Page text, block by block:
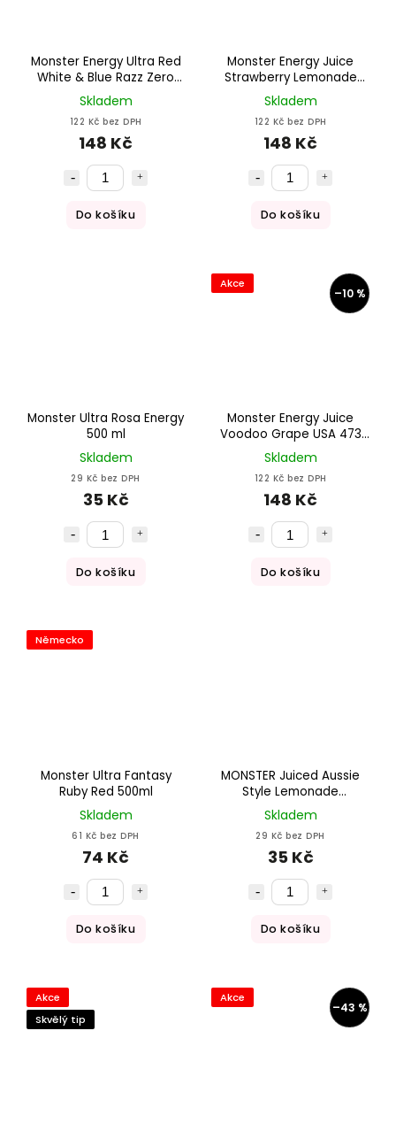
Monster Energy Ultra Red
White & Blue Razz Zero
Sugar 473 ml
Skladem
122 Kč bez DPH
148 Kč
Do košíku
Monster Energy Juice
Strawberry Lemonade
USA 473 ml
Skladem
122 Kč bez DPH
148 Kč
Do košíku
Monster Ultra Rosa Energy
500 ml
Skladem
29 Kč bez DPH
35 Kč
Do košíku
Akce
–10 %
Monster Energy Juice
Voodoo Grape USA 473
ml
Skladem
122 Kč bez DPH
148 Kč
Do košíku
Německo
Monster Ultra Fantasy
Ruby Red 500ml
Skladem
61 Kč bez DPH
74 Kč
Do košíku
MONSTER Juiced Aussie
Style Lemonade
energetický nápoj 500 ml
Skladem
29 Kč bez DPH
35 Kč
Do košíku
Akce
Skvělý tip
Akce
–43 %